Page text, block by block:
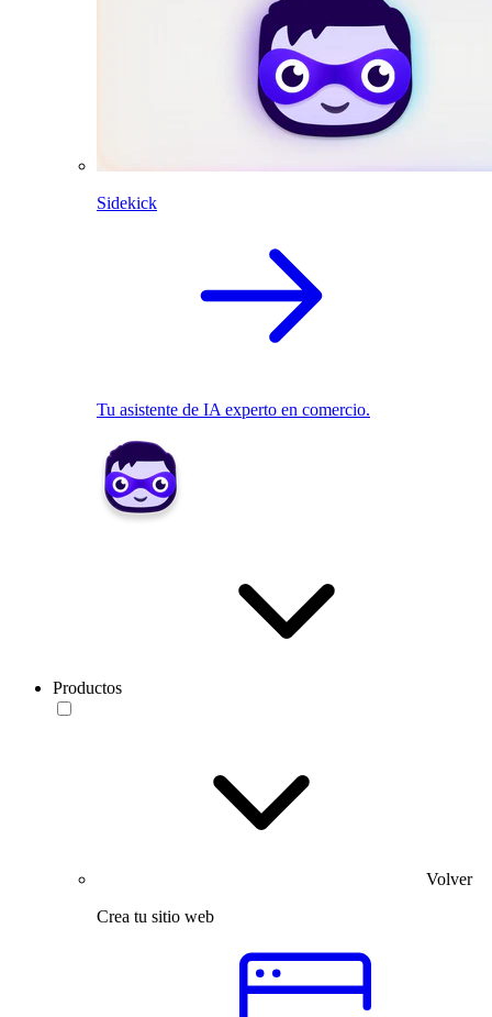
Sidekick
Tu asistente de IA experto en comercio.
Productos
Volver
Crea tu sitio web